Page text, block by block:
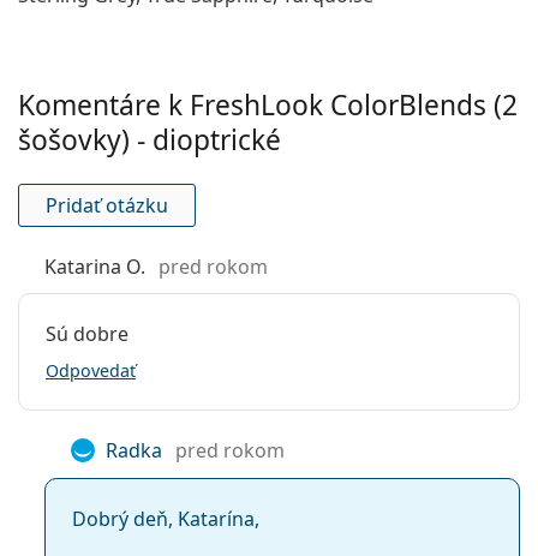
Silikón-
hydrogélové:
Nie
manipuláciu:
môže spať:
Nie
rub:
Balenie
Výrobca:
Alcon
krabičke:
2
Komentáre k FreshLook ColorBlends (2
šošovky) - dioptrické
Pridať otázku
Katarina O. pred rokom
Sú dobre
Odpovedať
Radka pred rokom
Dobrý deň, Katarína,